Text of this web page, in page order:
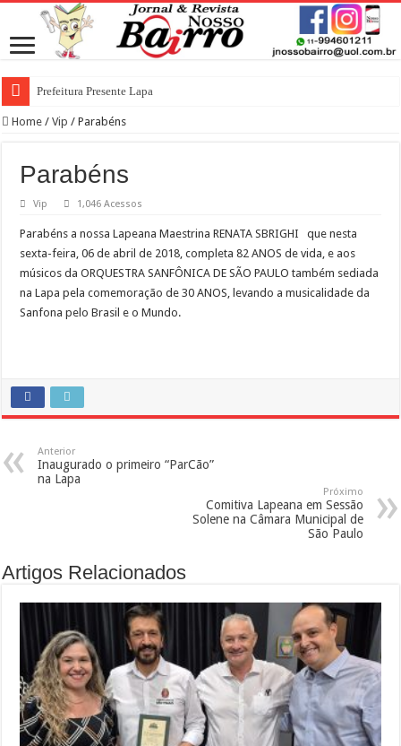
Prefeitura Presente Lapa
Home / Vip / Parabéns
Parabéns
Vip 1,046 Acessos
Parabéns a nossa Lapeana Maestrina RENATA SBRIGHI que nesta
sexta-feira, 06 de abril de 2018, completa 82 ANOS de vida, e aos
músicos da ORQUESTRA SANFÔNICA DE SÃO PAULO também sediada
na Lapa pela comemoração de 30 ANOS, levando a musicalidade da
Sanfona pelo Brasil e o Mundo.
Anterior
Inaugurado o primeiro “ParCão”
na Lapa
Próximo
Comitiva Lapeana em Sessão
Solene na Câmara Municipal de
São Paulo
Artigos Relacionados